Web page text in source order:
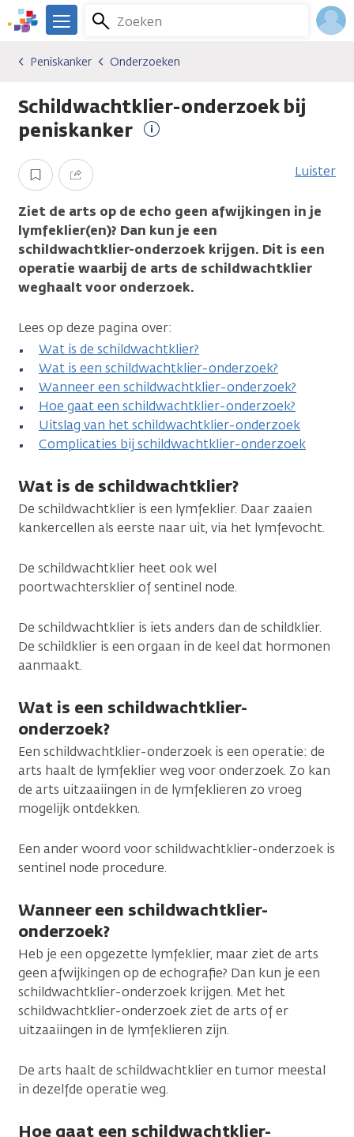
Overslaan
en
gaan
We
er
je.
Kanker.nl
Zoeken
Menu
Kankersoorten
Peniskanker
Onderzoeken
Peniskanker Onderzoeken
Schildwachtklier-onderzoek bij
peniskanker
Opslaan Delen Luister
Ziet de arts op de echo geen afwijkingen in je
lymfeklier(en)? Dan kun je een
schildwachtklier-onderzoek krijgen. Dit is een
operatie waarbij de arts de schildwachtklier
weghaalt voor onderzoek.
Lees op deze pagina over:
Wat is de schildwachtklier?
Wat is een schildwachtklier-onderzoek?
Wanneer een schildwachtklier-onderzoek?
Hoe gaat een schildwachtklier-onderzoek?
Uitslag van het schildwachtklier-onderzoek
Complicaties bij schildwachtklier-onderzoek
Wat is de schildwachtklier?
De schildwachtklier is een lymfeklier. Daar zaaien
kankercellen als eerste naar uit, via het lymfevocht.
De schildwachtklier heet ook wel
poortwachtersklier of sentinel node.
De schildwachtklier is iets anders dan de schildklier.
De schildklier is een orgaan in de keel dat hormonen
aanmaakt.
Wat is een schildwachtklier-
onderzoek?
Een schildwachtklier-onderzoek is een operatie: de
arts haalt de lymfeklier weg voor onderzoek. Zo kan
de arts uitzaaiingen in de lymfeklieren zo vroeg
mogelijk ontdekken.
Een ander woord voor schildwachtklier-onderzoek is
sentinel node procedure.
Wanneer een schildwachtklier-
onderzoek?
Heb je een opgezette lymfeklier, maar ziet de arts
geen afwijkingen op de echografie? Dan kun je een
schildwachtklier-onderzoek krijgen. Met het
schildwachtklier-onderzoek ziet de arts of er
uitzaaiingen in de lymfeklieren zijn.
De arts haalt de schildwachtklier en tumor meestal
in dezelfde operatie weg.
Hoe gaat een schildwachtklier-